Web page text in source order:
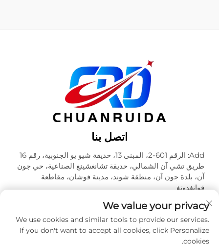
اتصل بنا
Add: الرقم 601-2، المبنى 13، حديقة شيو يو الجنوبية، رقم 16
طريق تشي آن الشمالي، حديقة تشانغشينغ الصناعية، حي جون
آن، بلدة جون آن، منطقة شوند، مدينة فوشان، مقاطعة
قوانغدونغ
هاتف:+86-18320933590
البريد الإلكتروني:[email protected]
We value your privacy
We use cookies and similar tools to provide our services.
If you don't want to accept all cookies, click Personalize
cookies.